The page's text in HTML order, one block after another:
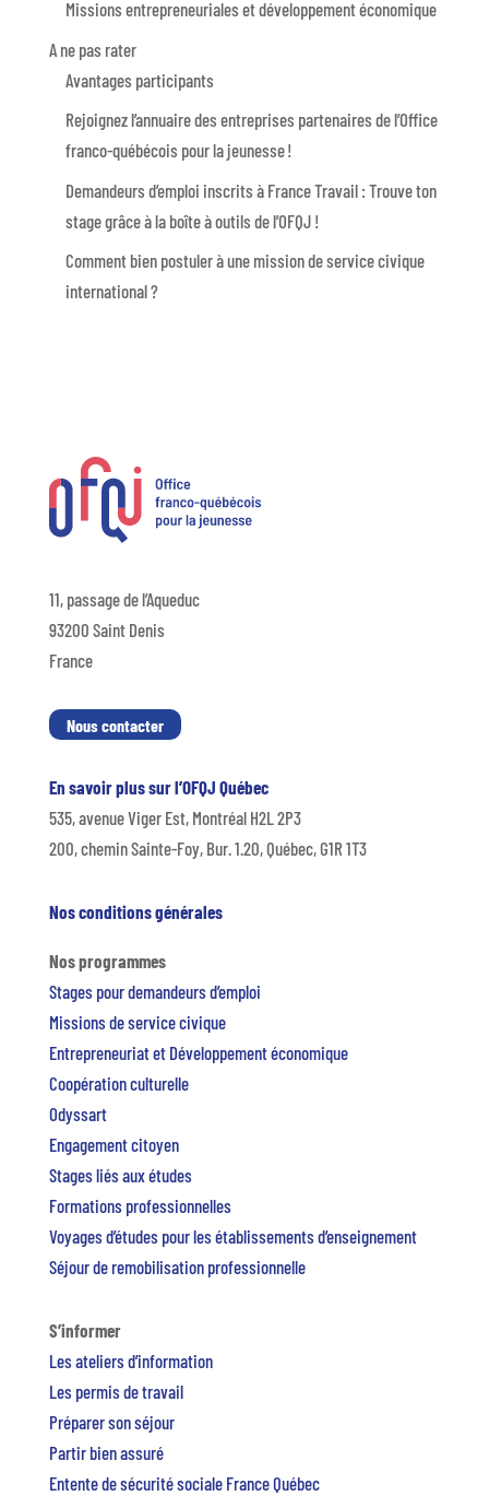
Missions entrepreneuriales et développement économique
A ne pas rater
Avantages participants
Rejoignez l’annuaire des entreprises partenaires de l’Office
franco-québécois pour la jeunesse !
Demandeurs d’emploi inscrits à France Travail : Trouve ton
stage grâce à la boîte à outils de l’OFQJ !
Comment bien postuler à une mission de service civique
international ?
11, passage de l’Aqueduc
93200 Saint Denis
France
Nous contacter
En savoir plus sur l’OFQJ Québec
535, avenue Viger Est, Montréal H2L 2P3
200, chemin Sainte-Foy, Bur. 1.20, Québec, G1R 1T3
Nos conditions générales
Nos programmes
Stages pour demandeurs d’emploi
Missions de service civique
Entrepreneuriat et Développement économique
Coopération culturelle
Odyssart
Engagement citoyen
Stages liés aux études
Formations professionnelles
Voyages d’études pour les établissements d’enseignement
Séjour de remobilisation professionnelle
S’informer
Les ateliers d’information
Les permis de travail
Préparer son séjour
Partir bien assuré
Entente de sécurité sociale France Québec